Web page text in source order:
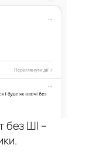
без ШІ –